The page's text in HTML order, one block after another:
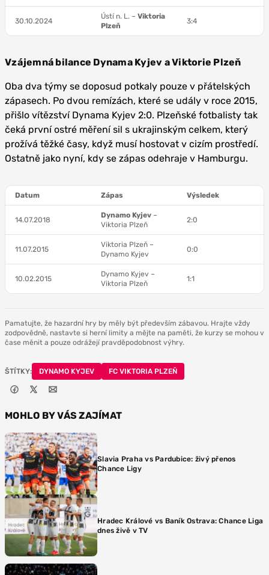
30.10.2024
Ústí n. L. – Viktoria
Plzeň
3:4
Vzájemná bilance Dynama Kyjev a Viktorie Plzeň
Oba dva týmy se doposud potkaly pouze v přátelských
zápasech. Po dvou remízách, které se udály v roce 2015,
přišlo vítězství Dynama Kyjev 2:0. Plzeňské fotbalisty tak
čeká první ostré měření sil s ukrajinským celkem, který
prožívá těžké časy, když musí hostovat v cizím prostředí.
Ostatně jako nyní, kdy se zápas odehraje v Hamburgu.
Datum Zápas Výsledek
14.07.2018
Dynamo Kyjev –
Viktoria Plzeň
2:0
11.07.2015
Viktoria Plzeň –
Dynamo Kyjev
0:0
10.02.2015
Dynamo Kyjev –
Viktoria Plzeň
1:1
Pamatujte, že hazardní hry by měly být především zábavou. Hrajte vždy
zodpovědně, nastavte si herní limity a mějte na paměti, že kurzy se mohou v
čase měnit a pouze odrážejí pravděpodobnost výhry.
ŠTÍTKY: DYNAMO KYJEV FC VIKTORIA PLZEŇ
MOHLO BY VÁS ZAJÍMAT
Slavia Praha vs Pardubice: živý přenos
Chance Ligy
Hradec Králové vs Baník Ostrava: Chance Liga
dnes živě v TV